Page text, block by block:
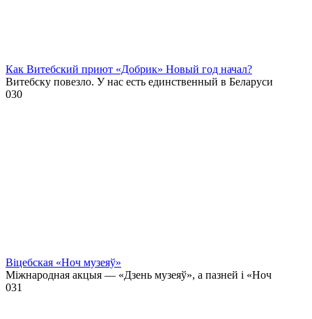
Как Витебский приют «Добрик» Новый год начал?
Витебску повезло. У нас есть единственный в Беларуси
030
Віцебская «Ноч музеяў»
Міжнародная акцыя — «Дзень музеяў», а пазней і «Ноч
031